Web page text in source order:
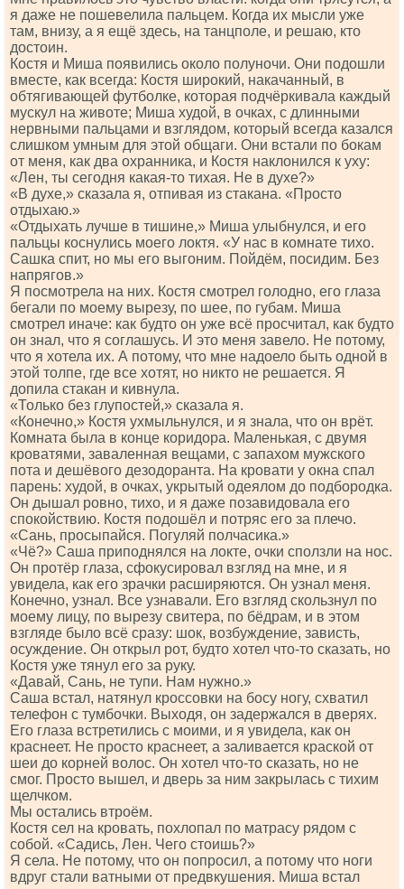
я даже не пошевелила пальцем. Когда их мысли уже
там, внизу, а я ещё здесь, на танцполе, и решаю, кто
достоин.
Костя и Миша появились около полуночи. Они подошли
вместе, как всегда: Костя широкий, накачанный, в
обтягивающей футболке, которая подчёркивала каждый
мускул на животе; Миша худой, в очках, с длинными
нервными пальцами и взглядом, который всегда казался
слишком умным для этой общаги. Они встали по бокам
от меня, как два охранника, и Костя наклонился к уху:
«Лен, ты сегодня какая-то тихая. Не в духе?»
«В духе,» сказала я, отпивая из стакана. «Просто
отдыхаю.»
«Отдыхать лучше в тишине,» Миша улыбнулся, и его
пальцы коснулись моего локтя. «У нас в комнате тихо.
Сашка спит, но мы его выгоним. Пойдём, посидим. Без
напрягов.»
Я посмотрела на них. Костя смотрел голодно, его глаза
бегали по моему вырезу, по шее, по губам. Миша
смотрел иначе: как будто он уже всё просчитал, как будто
он знал, что я соглашусь. И это меня завело. Не потому,
что я хотела их. А потому, что мне надоело быть одной в
этой толпе, где все хотят, но никто не решается. Я
допила стакан и кивнула.
«Только без глупостей,» сказала я.
«Конечно,» Костя ухмыльнулся, и я знала, что он врёт.
Комната была в конце коридора. Маленькая, с двумя
кроватями, заваленная вещами, с запахом мужского
пота и дешёвого дезодоранта. На кровати у окна спал
парень: худой, в очках, укрытый одеялом до подбородка.
Он дышал ровно, тихо, и я даже позавидовала его
спокойствию. Костя подошёл и потряс его за плечо.
«Сань, просыпайся. Погуляй полчасика.»
«Чё?» Саша приподнялся на локте, очки сползли на нос.
Он протёр глаза, сфокусировал взгляд на мне, и я
увидела, как его зрачки расширяются. Он узнал меня.
Конечно, узнал. Все узнавали. Его взгляд скользнул по
моему лицу, по вырезу свитера, по бёдрам, и в этом
взгляде было всё сразу: шок, возбуждение, зависть,
осуждение. Он открыл рот, будто хотел что-то сказать, но
Костя уже тянул его за руку.
«Давай, Сань, не тупи. Нам нужно.»
Саша встал, натянул кроссовки на босу ногу, схватил
телефон с тумбочки. Выходя, он задержался в дверях.
Его глаза встретились с моими, и я увидела, как он
краснеет. Не просто краснеет, а заливается краской от
шеи до корней волос. Он хотел что-то сказать, но не
смог. Просто вышел, и дверь за ним закрылась с тихим
щелчком.
Мы остались втроём.
Костя сел на кровать, похлопал по матрасу рядом с
собой. «Садись, Лен. Чего стоишь?»
Я села. Не потому, что он попросил, а потому что ноги
вдруг стали ватными от предвкушения. Миша встал